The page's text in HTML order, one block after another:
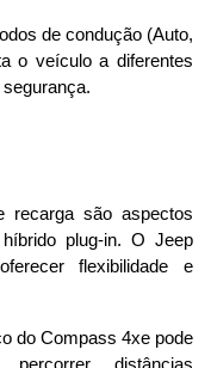
de condução (Auto,
o veículo a diferentes
recarga são aspectos
plug-in. O Jeep
flexibilidade e
do Compass 4xe pode
distâncias